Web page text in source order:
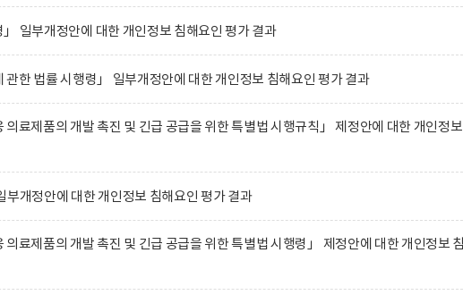
」 일부개정안에 대한 개인정보 침해요인 평가 결과
관한 법률 시행령」 일부개정안에 대한 개인정보 침해요인 평가 결과
의료제품의 개발 촉진 및 긴급 공급을 위한 특별법 시행규칙」 제정안에 대한 개인정보
부개정안에 대한 개인정보 침해요인 평가 결과
의료제품의 개발 촉진 및 긴급 공급을 위한 특별법 시행령」 제정안에 대한 개인정보 침